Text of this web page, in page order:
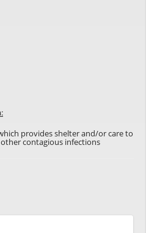
providesshelterand/or care to
contagious infections